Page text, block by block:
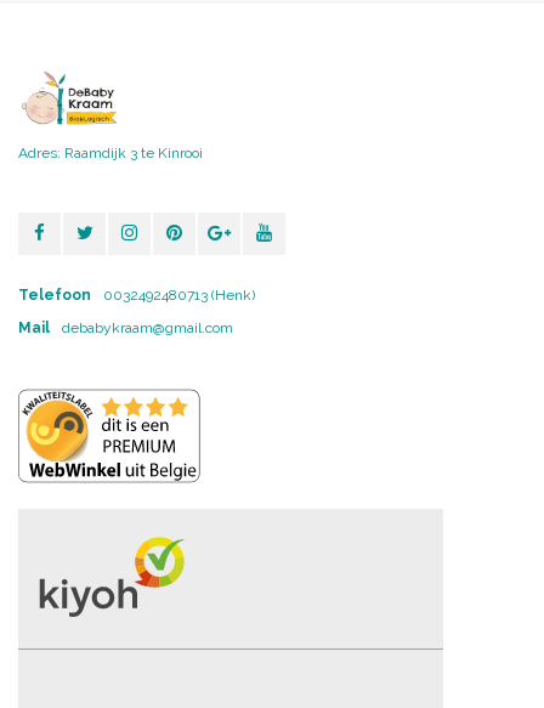
Adres: Raamdijk 3 te Kinrooi
Telefoon
0032492480713 (Henk)
Mail
debabykraam@gmail.com